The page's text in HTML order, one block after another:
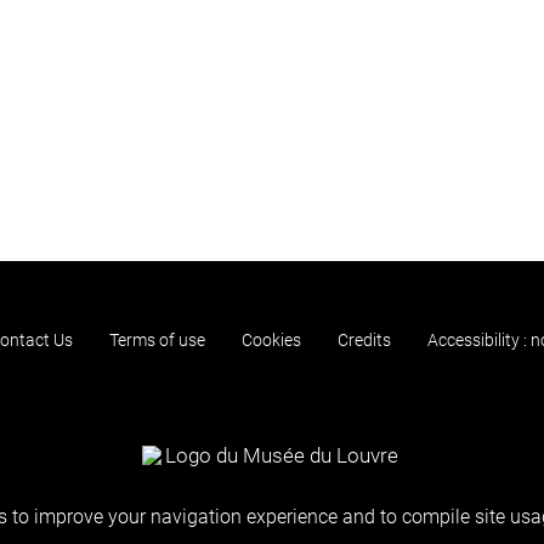
Us Terms of use Cookies Credits Accessibility :
to improve your navigation experience and to compile site